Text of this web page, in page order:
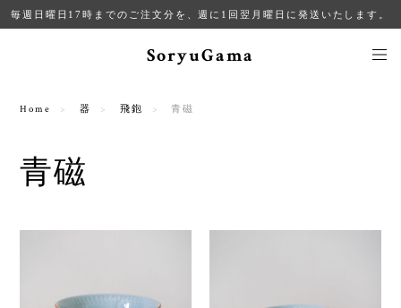
毎週日曜日17時までのご注文分を、週に1回翌月曜日に発送いたします。
SoryuGama
Home 器 飛鉋 青磁
青磁